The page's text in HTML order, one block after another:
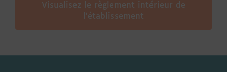
Visualisez le règlement intérieur de
l'établissement